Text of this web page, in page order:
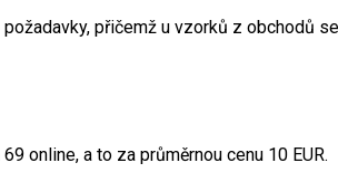
přičemž u vzorků z obchodů
online, a to za průměrnou cenu 10 EUR.